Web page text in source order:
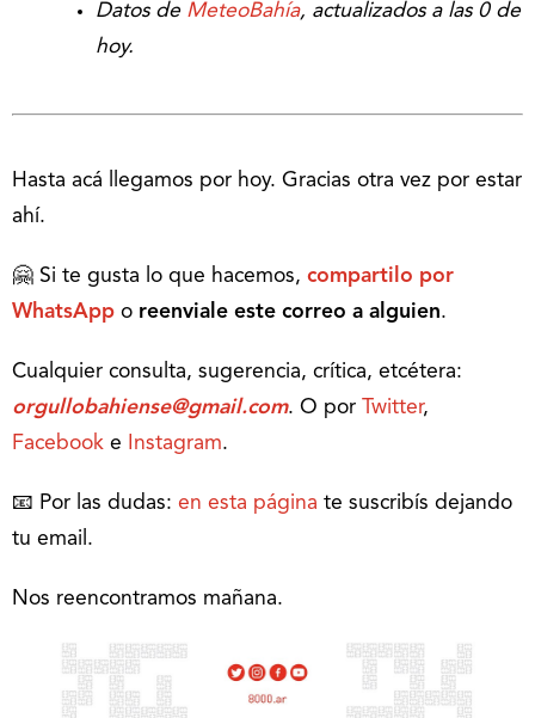
Datos deMeteoBahía, actualizados a las 0 de
hoy.
Hasta acá llegamos por hoy. Gracias otra vez por estar
ahí.
🤗 Si te gusta lo que hacemos, compartilo por
WhatsApp o reenviale este correo a alguien.
Cualquier consulta, sugerencia, crítica, etcétera:
orgullobahiense@gmail.com. O por Twitter,
Facebook e Instagram.
📧 Por las dudas: en esta página te suscribís dejando
tu email.
Nos reencontramos mañana.